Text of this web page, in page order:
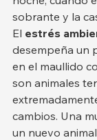
sobrante y la
El estrés
desempeña un
en el maullido
son animales
cambios. Una
un nuevo